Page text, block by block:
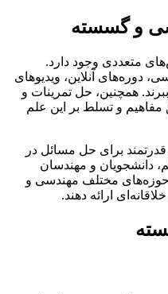
و گسسته
متعددی وجود دارد.
دوره‌های آنلاین، ویدیوهای
همچنین، حل تمرینات و
و تسلط بر این علم
برای حل مسائل در
دانشجویان و مهندسان
حوزه‌های مختلف مهندسی و
ارائه دهند.